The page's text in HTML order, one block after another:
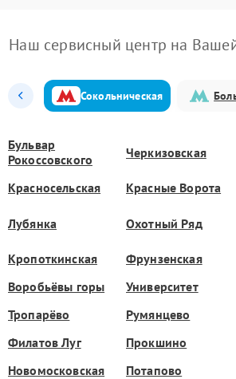
Наш сервисный центр на
Сокольническая
Бульвар
Рокоссовского
Черкизовская
Красносельская
Красные Ворота
Лубянка Охотный Ряд
Кропоткинская
Фрунзенская
Воробьёвы горы
Университет
Тропарёво
Румянцево
Филатов Луг
Прокшино
Новомосковская
Потапово